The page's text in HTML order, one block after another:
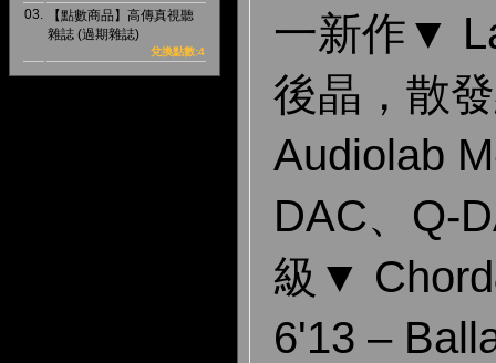
03.
【點數商品】高傳真視聽
雜誌 (過期雜誌)
兌換點數:4
一新作▼
後晶，散
Audiolab
DAC、Q-
級▼
6'13 –